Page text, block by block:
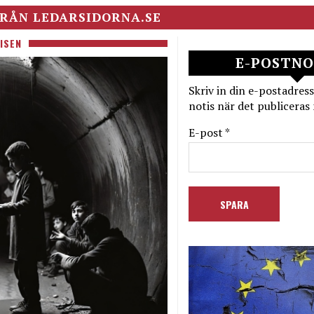
LEDARSIDORNA.SE
E-
Skriv in din e-
notis när det
E-post *